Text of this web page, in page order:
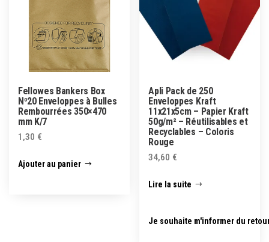
Fellowes Bankers Box
Nº20 Enveloppes à Bulles
Rembourrées 350×470
mm K/7
1,30 €
Ajouter au panier
Apli Pack de 250
Enveloppes Kraft
11x21x5cm – Papier Kraft
50g/m² – Réutilisables et
Recyclables – Coloris
Rouge
34,60 €
Lire la suite
Je souhaite m'informer du